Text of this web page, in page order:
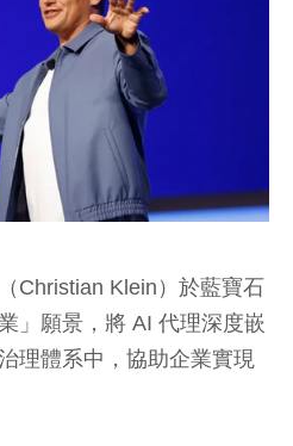
Christian Klein）於藍寶石
」願景，將 AI 代理深度嵌
理體系中，協助企業實現